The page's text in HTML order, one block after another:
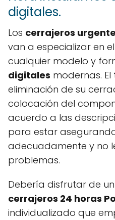
digitales.
Los cerrajeros
van a especializar en
cualquier modelo y
digitales modernas.
eliminación de su
colocación del
acuerdo a las
para estar
adecuadamente y no
problemas.
Debería disfrutar de
cerrajeros 24 horas
individualizado que